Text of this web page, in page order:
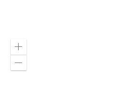
Zoom